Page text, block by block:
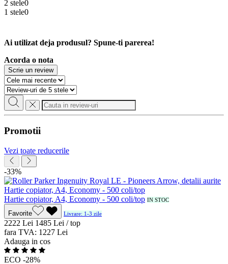
2 stele0
1 stele0
Ai utilizat deja produsul? Spune-ti parerea!
Acorda o nota
Scrie un review
Promotii
Vezi toate reducerile
-33%
Hartie copiator, A4, Economy - 500 coli/top IN STOC
Favorite Livrare: 1-3 zile
2222 Lei 1485 Lei / top
fara TVA: 1227 Lei
Adauga in cos
ECO -28%